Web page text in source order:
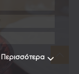
Περισσότερα